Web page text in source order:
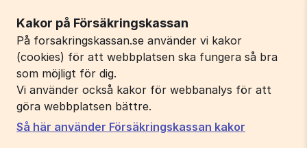
Kakor på Försäkringskassan
På forsakringskassan.se använder vi kakor
(cookies) för att webbplatsen ska fungera så bra
som möjligt för dig.
Vi använder också kakor för webbanalys för att
göra webbplatsen bättre.
Så här använder Försäkringskassan kakor